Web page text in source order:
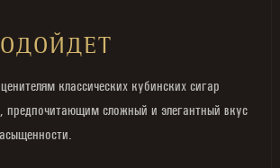
классических кубинских сигар
предпочитающим сложный и элегантный вкус